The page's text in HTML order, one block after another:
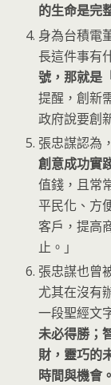
的生命是完
身為台積電
長這件事有
號，那就是
提醒，創新
政府說要創
張忠謀認為
創意成功實
值錢，且常
平民化、方
客戶，提高
止。」
張忠謀也曾
尤其在沒有
一段聖經文
未必得勝；
財，靈巧的
時間與機會